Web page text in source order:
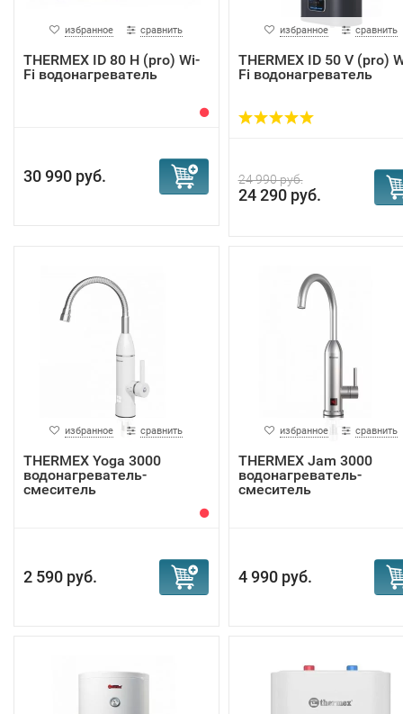
избранное сравнить
THERMEX ID 80 H (pro) Wi-
Fi водонагреватель
30 990 руб.
избранное сравнить
THERMEX ID 50 V (pro)
Fi водонагреватель
24 990 руб.
24 290 руб.
избранное сравнить
THERMEX Yoga 3000
водонагреватель-
смеситель
2 590 руб.
избранное сравнить
THERMEX Jam 3000
водонагреватель-
смеситель
4 990 руб.